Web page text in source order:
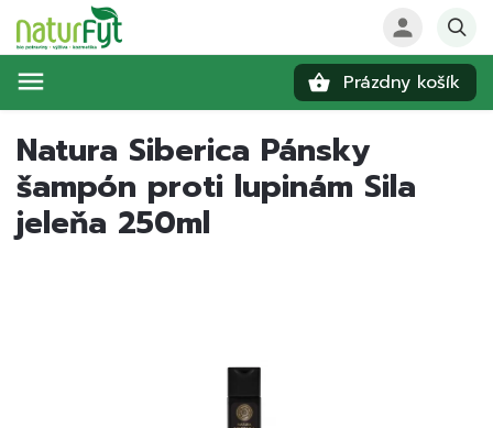
Prázdny košík
Natura Siberica Pánsky
šampón proti lupinám Sila
jeleňa 250ml